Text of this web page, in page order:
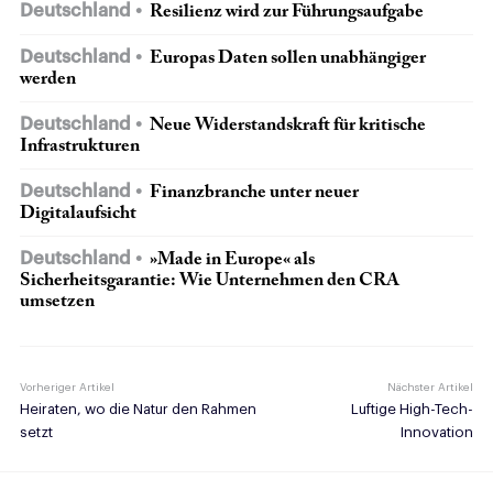
Deutschland Resilienz wird zur Führungsaufgabe
Deutschland
Europas Daten sollen unabhängiger
werden
Deutschland
Neue Widerstandskraft für kritische
Infrastrukturen
Deutschland
Finanzbranche unter neuer
Digitalaufsicht
Deutschland
»Made in Europe« als
Sicherheitsgarantie: Wie Unternehmen den CRA
umsetzen
Vorheriger Artikel
Heiraten, wo die Natur den Rahmen
setzt
Nächster Artikel
Luftige High-Tech-
Innovation